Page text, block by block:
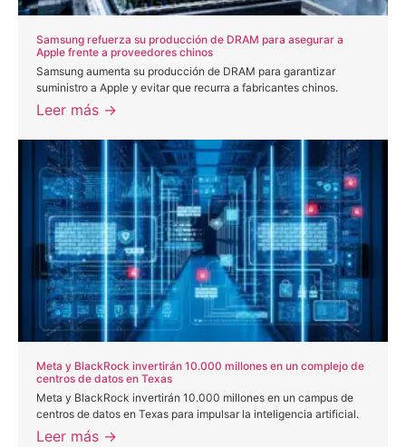
Samsung refuerza su producción de DRAM para asegurar a
Apple frente a proveedores chinos
Samsung aumenta su producción de DRAM para garantizar
suministro a Apple y evitar que recurra a fabricantes chinos.
Leer más →
Meta y BlackRock invertirán 10.000 millones en un complejo de
centros de datos en Texas
Meta y BlackRock invertirán 10.000 millones en un campus de
centros de datos en Texas para impulsar la inteligencia artificial.
Leer más →